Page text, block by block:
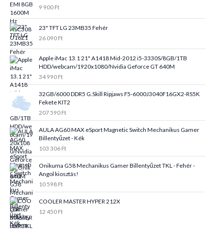
9 900 Ft
23" TFT LG 23MB35 Fehér
26 090 Ft
Apple iMac 13.1 21" A1418 Mid-2012 i5-3330S/8GB/1TB
HDD/webcam/1920x1080/Nvidia Geforce GT 640M
34 990 Ft
32GB/6000 DDR5 G.Skill Ripjaws F5-6000J3040F16GX2-RS5K
Fekete KIT2
207 590 Ft
AULA AG60 MAX eSport Magnetic Switch Mechanikus Gamer
Billentyűzet - Kék
103 306 Ft
Onikuma G58 Mechanikus Gamer Billentyűzet TKL - Fehér -
Angol kiosztás!
10 598 Ft
COOLER MASTER HYPER 212X
12 450 Ft